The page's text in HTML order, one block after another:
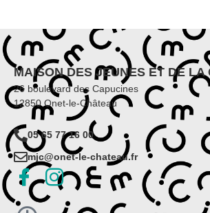
MAISON DES JEUNES ET DE LA
26 boulevard des Capucines
12850 Onet-le-Château
05 65 77 16 00
mjc@onet-le-chateau.fr